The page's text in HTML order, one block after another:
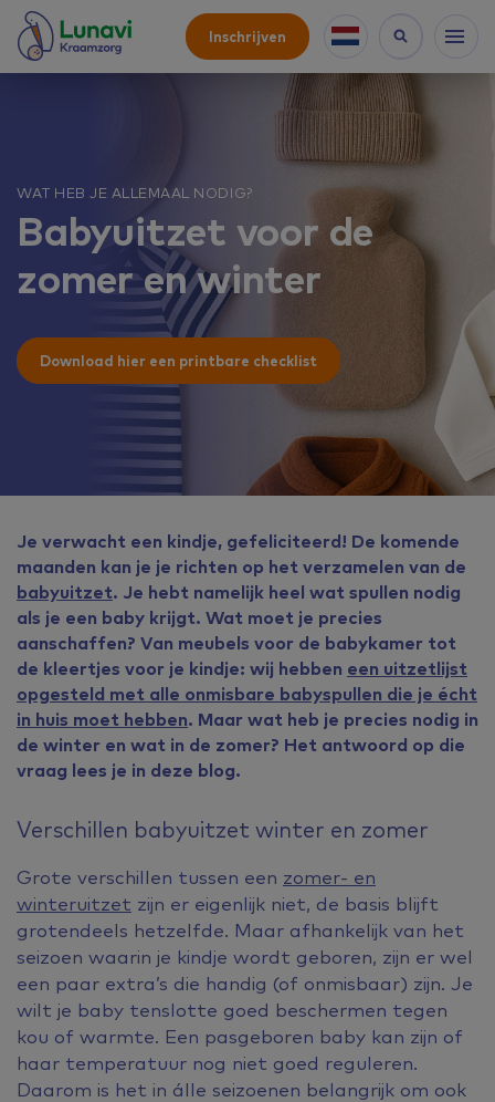
Inschrijven
WAT HEB JE ALLEMAAL NODIG?
Babyuitzet voor de
zomer en winter
Download hier een printbare checklist
Je verwacht een kindje, gefeliciteerd! De komende
maanden kan je je richten op het verzamelen van de
babyuitzet. Je hebt namelijk heel wat spullen nodig
als je een baby krijgt. Wat moet je precies
aanschaffen? Van meubels voor de babykamer tot
de kleertjes voor je kindje: wij hebben een uitzetlijst
opgesteld met alle onmisbare babyspullen die je écht
in huis moet hebben. Maar wat heb je precies nodig in
de winter en wat in de zomer? Het antwoord op die
vraag lees je in deze blog.
Verschillen babyuitzet winter en zomer
Grote verschillen tussen een zomer- en
winteruitzet zijn er eigenlijk niet, de basis blijft
grotendeels hetzelfde. Maar afhankelijk van het
seizoen waarin je kindje wordt geboren, zijn er wel
een paar extra’s die handig (of onmisbaar) zijn. Je
wilt je baby tenslotte goed beschermen tegen
kou of warmte. Een pasgeboren baby kan zijn of
haar temperatuur nog niet goed reguleren.
Daarom is het in álle seizoenen belangrijk om ook